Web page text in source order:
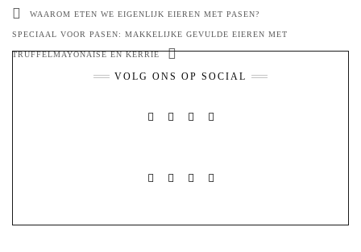
WAAROM ETEN WE EIGENLIJK EIEREN MET PASEN?
SPECIAAL VOOR PASEN: MAKKELIJKE GEVULDE EIEREN MET
TRUFFELMAYONAISE EN KERRIE
VOLG ONS OP SOCIAL